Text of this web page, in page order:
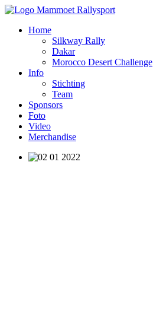
Home
Silkway Rally
Dakar
Morocco Desert Challenge
Info
Stichting
Team
Sponsors
Foto
Video
Merchandise